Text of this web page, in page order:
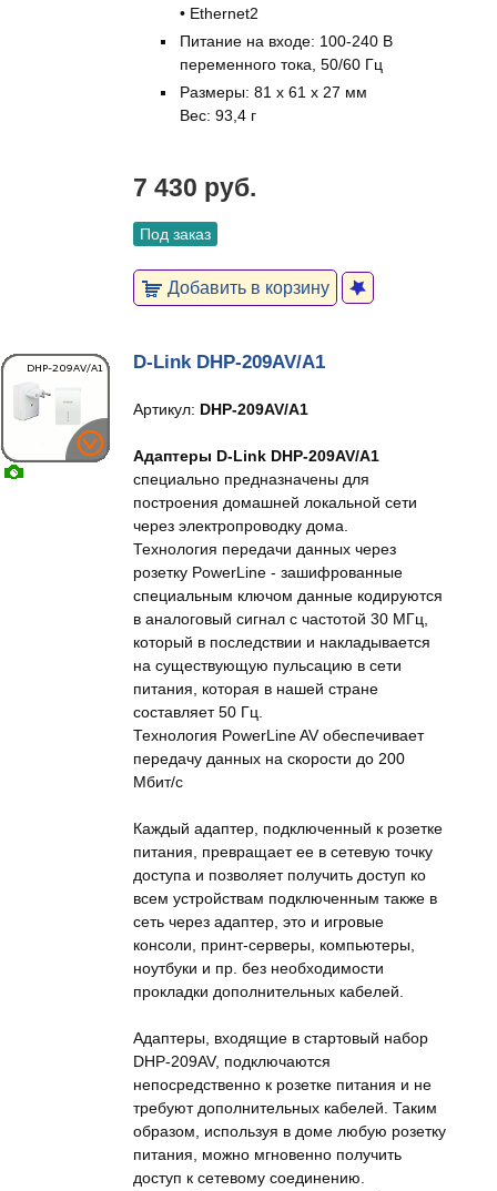
• Ethernet2
Питание на входе: 100-240 В
переменного тока, 50/60 Гц
Размеры: 81 x 61 x 27 мм
Вес: 93,4 г
7 430 руб.
Под заказ
Добавить в корзину
D-Link DHP-209AV/A1
Артикул: DHP-209AV/A1
Адаптеры D-Link DHP-209AV/A1
специально предназначены для
построения домашней локальной сети
через электропроводку дома.
Технология передачи данных через
розетку PowerLine - зашифрованные
специальным ключом данные кодируются
в аналоговый сигнал с частотой 30 МГц,
который в последствии и накладывается
на существующую пульсацию в сети
питания, которая в нашей стране
составляет 50 Гц.
Технология PowerLine AV обеспечивает
передачу данных на скорости до 200
Мбит/с
Каждый адаптер, подключенный к розетке
питания, превращает ее в сетевую точку
доступа и позволяет получить доступ ко
всем устройствам подключенным также в
сеть через адаптер, это и игровые
консоли, принт-серверы, компьютеры,
ноутбуки и пр. без необходимости
прокладки дополнительных кабелей.
Адаптеры, входящие в стартовый набор
DHP-209AV, подключаются
непосредственно к розетке питания и не
требуют дополнительных кабелей. Таким
образом, используя в доме любую розетку
питания, можно мгновенно получить
доступ к сетевому соединению.